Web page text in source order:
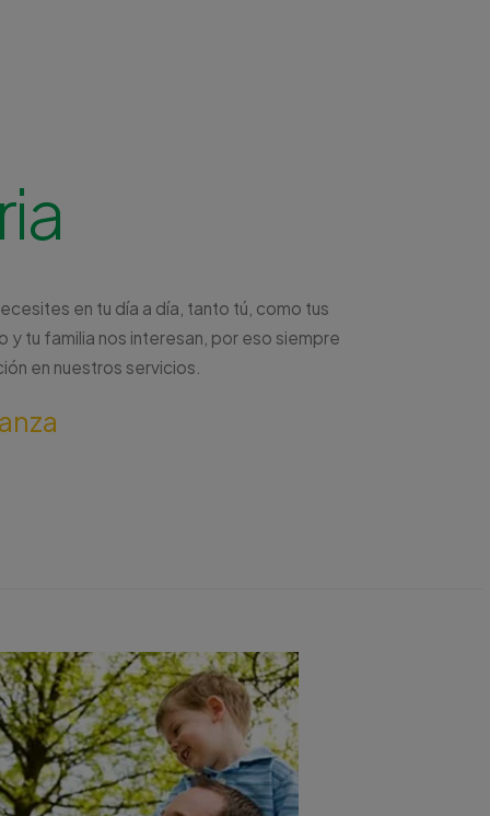
en tu día a día, tanto tú, como tus
y tu familia nos interesan, por eso siempre
en nuestros servicios.